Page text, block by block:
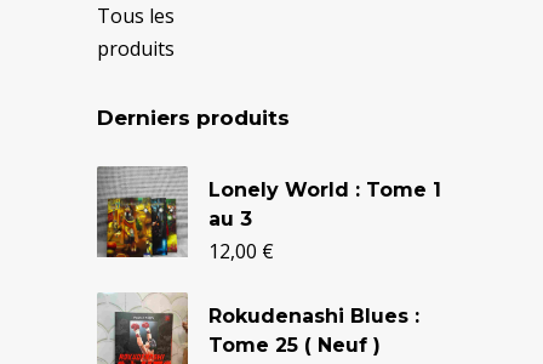
Tous les
produits
Derniers produits
Lonely World : Tome 1
au 3
12,00 €
Rokudenashi Blues :
Tome 25 ( Neuf )